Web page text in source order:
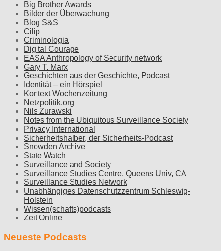
Big Brother Awards
Bilder der Überwachung
Blog S&S
Cilip
Criminologia
Digital Courage
EASA Anthropology of Security network
Gary T. Marx
Geschichten aus der Geschichte, Podcast
Identität – ein Hörspiel
Kontext Wochenzeitung
Netzpolitik.org
Nils Zurawski
Notes from the Ubiquitous Surveillance Society
Privacy International
Sicherheitshalber, der Sicherheits-Podcast
Snowden Archive
State Watch
Surveillance and Society
Surveillance Studies Centre, Queens Univ, CA
Surveillance Studies Network
Unabhängiges Datenschutzzentrum Schleswig-
Holstein
Wissen(schafts)podcasts
Zeit Online
Neueste Podcasts